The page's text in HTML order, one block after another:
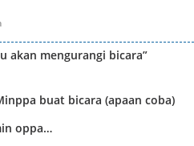
akan mengurangi bicara”
buat bicara (apaan coba)
oppa…